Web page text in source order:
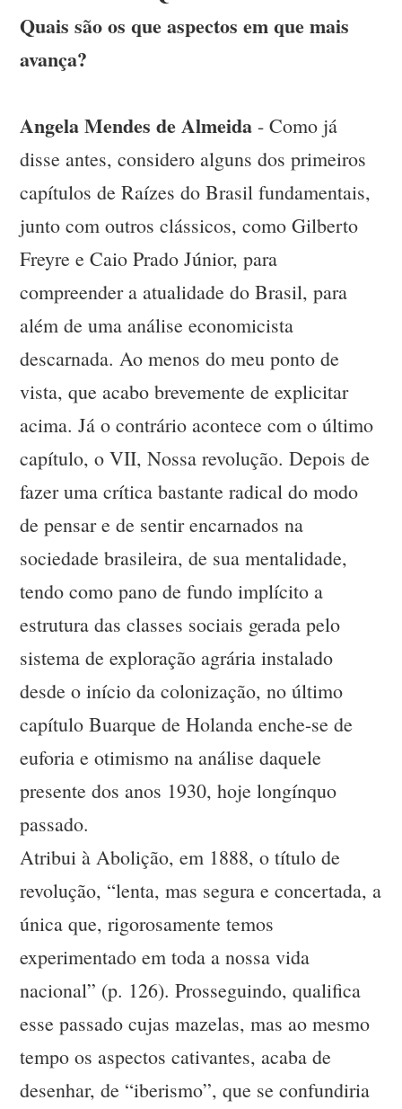
Quais são os que aspectos em que mais
avança?
Angela Mendes de Almeida - Como já
disse antes, considero alguns dos primeiros
capítulos de Raízes do Brasil fundamentais,
junto com outros clássicos, como Gilberto
Freyre e Caio Prado Júnior, para
compreender a atualidade do Brasil, para
além de uma análise economicista
descarnada. Ao menos do meu ponto de
vista, que acabo brevemente de explicitar
acima. Já o contrário acontece com o último
capítulo, o VII, Nossa revolução. Depois de
fazer uma crítica bastante radical do modo
de pensar e de sentir encarnados na
sociedade brasileira, de sua mentalidade,
tendo como pano de fundo implícito a
estrutura das classes sociais gerada pelo
sistema de exploração agrária instalado
desde o início da colonização, no último
capítulo Buarque de Holanda enche-se de
euforia e otimismo na análise daquele
presente dos anos 1930, hoje longínquo
passado.
Atribui à Abolição, em 1888, o título de
revolução, “lenta, mas segura e concertada, a
única que, rigorosamente temos
experimentado em toda a nossa vida
nacional” (p. 126). Prosseguindo, qualifica
esse passado cujas mazelas, mas ao mesmo
tempo os aspectos cativantes, acaba de
desenhar, de “iberismo”, que se confundiria